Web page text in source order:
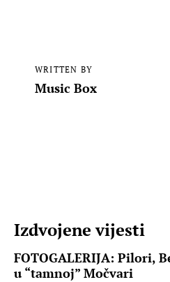
WRITTEN BY
Music Box
Izdvojene vijesti
FOTOGALERIJA: Pilori,
u “tamnoj” Močvari